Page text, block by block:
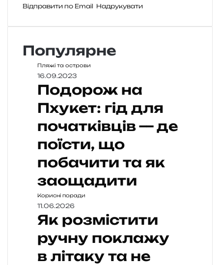
Відправити по Email Надрукувати
Популярне
Пляжі та острови
16.09.2023
Подорож на
Пхукет: гід для
початківців — де
поїсти, що
побачити та як
заощадити
Корисні поради
11.06.2026
Як розмістити
ручну поклажу
в літаку та не